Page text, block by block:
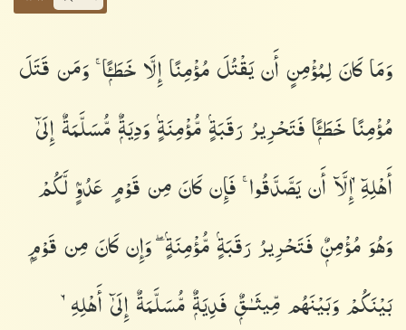
وَمَا كَانَ لِمُؤْمِنٍ أَن يَقْتُلَ مُؤْمِنًا إِلَّا خَطَـًۭٔا ۚ وَمَن قَتَلَ
مُؤْمِنًا خَطَـًۭٔا فَتَحْرِيرُ رَقَبَةٍۢ مُّؤْمِنَةٍۢ وَدِيَةٌۭ مُّسَلَّمَةٌ إِلَىٰٓ
أَهْلِهِۦٓ إِلَّآ أَن يَصَّدَّقُوا۟ ۚ فَإِن كَانَ مِن قَوْمٍ عَدُوٍّۢ لَّكُمْ
وَهُوَ مُؤْمِنٌۭ فَتَحْرِيرُ رَقَبَةٍۢ مُّؤْمِنَةٍۢ ۖ وَإِن كَانَ مِن قَوْمٍۭ
بَيْنَكُمْ وَبَيْنَهُم مِّيثَـٰقٌۭ فَدِيَةٌۭ مُّسَلَّمَةٌ إِلَىٰٓ أَهْلِهِۦ